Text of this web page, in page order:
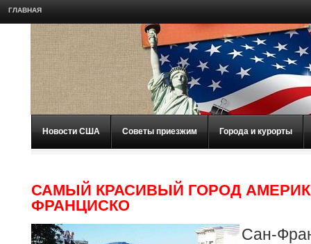
ГЛАВНАЯ
Новости США Советы приезжим Города и курорты
САМЫЙ КРАСИВЫЙ ГОРОД
ФРАНЦИСКО
Сан-